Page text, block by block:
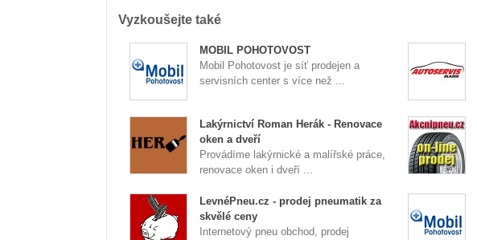
Vyzkoušejte také
MOBIL POHOTOVOST
Mobil Pohotovost je síť prodejen a
servisních center s více než ...
Lakýrnictví Roman Herák - Renovace
oken a dveří
Provádíme lakýrnické a malířské práce,
renovace oken i dveří ...
LevnéPneu.cz - prodej pneumatik za
skvělé ceny
Internetový pneu obchod, prodej